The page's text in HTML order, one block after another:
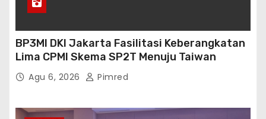
BP3MI DKI Jakarta Fasilitasi Keberangkatan
Lima CPMI Skema SP2T Menuju Taiwan
Agu 6, 2026 Pimred